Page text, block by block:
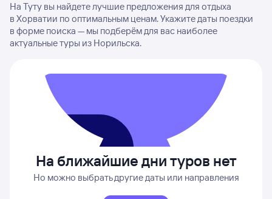
На Туту вы найдете лучшие предложения для отдыха
в Хорватии по оптимальным ценам. Укажите даты поездки
в форме поиска — мы подберём для вас наиболее
актуальные туры из Норильска.
На ближайшие дни туров нет
Но можно выбрать другие даты или направления